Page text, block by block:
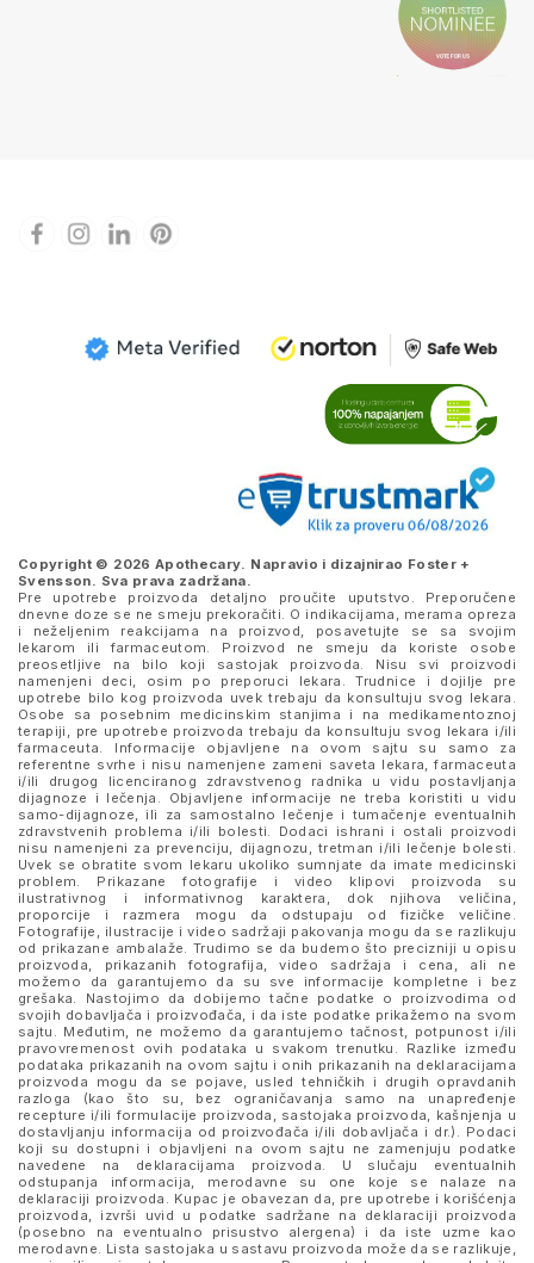
Copyright © 2026 Apothecary. Napravio i dizajnirao Foster +
Svensson. Sva prava zadržana.
Pre upotrebe proizvoda detaljno proučite uputstvo. Preporučene
dnevne doze se ne smeju prekoračiti. O indikacijama, merama opreza
i neželjenim reakcijama na proizvod, posavetujte se sa svojim
lekarom ili farmaceutom. Proizvod ne smeju da koriste osobe
preosetljive na bilo koji sastojak proizvoda. Nisu svi proizvodi
namenjeni deci, osim po preporuci lekara. Trudnice i dojilje pre
upotrebe bilo kog proizvoda uvek trebaju da konsultuju svog lekara.
Osobe sa posebnim medicinskim stanjima i na medikamentoznoj
terapiji, pre upotrebe proizvoda trebaju da konsultuju svog lekara i/ili
farmaceuta. Informacije objavljene na ovom sajtu su samo za
referentne svrhe i nisu namenjene zameni saveta lekara, farmaceuta
i/ili drugog licenciranog zdravstvenog radnika u vidu postavljanja
dijagnoze i lečenja. Objavljene informacije ne treba koristiti u vidu
samo-dijagnoze, ili za samostalno lečenje i tumačenje eventualnih
zdravstvenih problema i/ili bolesti. Dodaci ishrani i ostali proizvodi
nisu namenjeni za prevenciju, dijagnozu, tretman i/ili lečenje bolesti.
Uvek se obratite svom lekaru ukoliko sumnjate da imate medicinski
problem. Prikazane fotografije i video klipovi proizvoda su
ilustrativnog i informativnog karaktera, dok njihova veličina,
proporcije i razmera mogu da odstupaju od fizičke veličine.
Fotografije, ilustracije i video sadržaji pakovanja mogu da se razlikuju
od prikazane ambalaže. Trudimo se da budemo što precizniji u opisu
proizvoda, prikazanih fotografija, video sadržaja i cena, ali ne
možemo da garantujemo da su sve informacije kompletne i bez
grešaka. Nastojimo da dobijemo tačne podatke o proizvodima od
svojih dobavljača i proizvođača, i da iste podatke prikažemo na svom
sajtu. Međutim, ne možemo da garantujemo tačnost, potpunost i/ili
pravovremenost ovih podataka u svakom trenutku. Razlike između
podataka prikazanih na ovom sajtu i onih prikazanih na deklaracijama
proizvoda mogu da se pojave, usled tehničkih i drugih opravdanih
razloga (kao što su, bez ograničavanja samo na unapređenje
recepture i/ili formulacije proizvoda, sastojaka proizvoda, kašnjenja u
dostavljanju informacija od proizvođača i/ili dobavljača i dr.). Podaci
koji su dostupni i objavljeni na ovom sajtu ne zamenjuju podatke
navedene na deklaracijama proizvoda. U slučaju eventualnih
odstupanja informacija, merodavne su one koje se nalaze na
deklaraciji proizvoda. Kupac je obavezan da, pre upotrebe i korišćenja
proizvoda, izvrši uvid u podatke sadržane na deklaraciji proizvoda
(posebno na eventualno prisustvo alergena) i da iste uzme kao
merodavne. Lista sastojaka u sastavu proizvoda može da se razlikuje,